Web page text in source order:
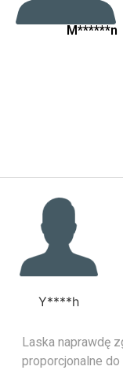
M******n
Y****h
Laska naprawdę
proporcjonalne